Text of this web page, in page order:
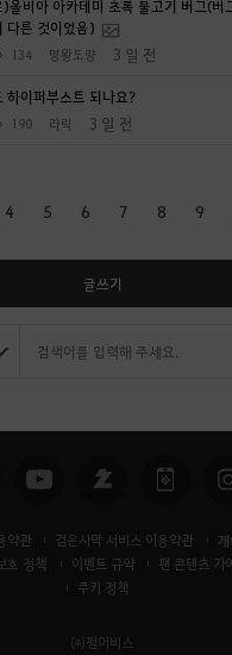
올비아 아카데미 초록 물고기 버그(버
다른 것이었음)
134 명왕도량 3 일 전
하이퍼부스트 되나요?
190 라릭 3 일 전
4 5 6 7 8 9
글쓰기
약관 검은사막 서비스 이용약관
호 정책 이벤트 규약 팬 콘텐츠 가
쿠키 정책
㈜펄어비스